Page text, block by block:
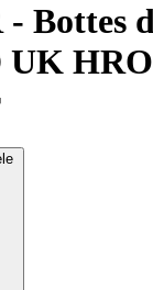
- Bottes
UK